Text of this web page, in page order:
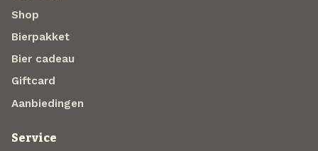
Shop
Bierpakket
Bier cadeau
Giftcard
Aanbiedingen
Service